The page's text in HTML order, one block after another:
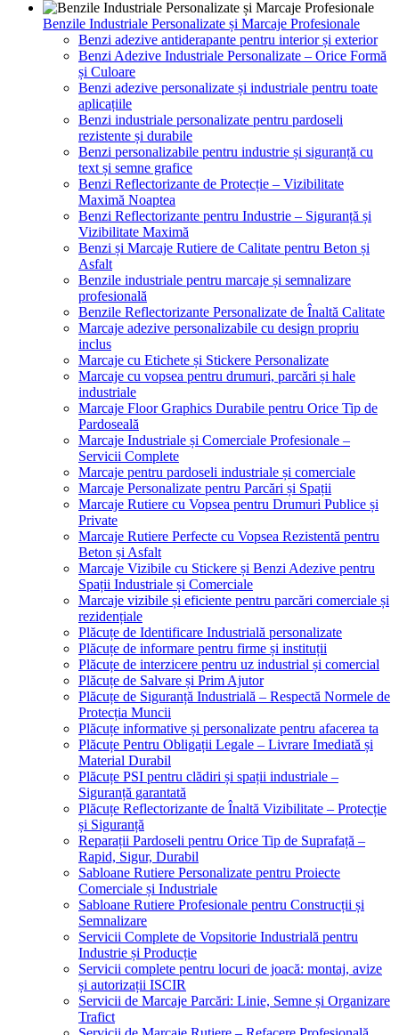
Benzile Industriale Personalizate și Marcaje Profesionale
Benzi adezive antiderapante pentru interior și exterior
Benzi Adezive Industriale Personalizate – Orice Formă
și Culoare
Benzi adezive personalizate și industriale pentru toate
aplicațiile
Benzi industriale personalizate pentru pardoseli
rezistente și durabile
Benzi personalizabile pentru industrie și siguranță cu
text și semne grafice
Benzi Reflectorizante de Protecție – Vizibilitate
Maximă Noaptea
Benzi Reflectorizante pentru Industrie – Siguranță și
Vizibilitate Maximă
Benzi și Marcaje Rutiere de Calitate pentru Beton și
Asfalt
Benzile industriale pentru marcaje și semnalizare
profesională
Benzile Reflectorizante Personalizate de Înaltă Calitate
Marcaje adezive personalizabile cu design propriu
inclus
Marcaje cu Etichete și Stickere Personalizate
Marcaje cu vopsea pentru drumuri, parcări și hale
industriale
Marcaje Floor Graphics Durabile pentru Orice Tip de
Pardoseală
Marcaje Industriale și Comerciale Profesionale –
Servicii Complete
Marcaje pentru pardoseli industriale și comerciale
Marcaje Personalizate pentru Parcări și Spații
Marcaje Rutiere cu Vopsea pentru Drumuri Publice și
Private
Marcaje Rutiere Perfecte cu Vopsea Rezistentă pentru
Beton și Asfalt
Marcaje Vizibile cu Stickere și Benzi Adezive pentru
Spații Industriale și Comerciale
Marcaje vizibile și eficiente pentru parcări comerciale și
rezidențiale
Plăcuțe de Identificare Industrială personalizate
Plăcuțe de informare pentru firme și instituții
Plăcuțe de interzicere pentru uz industrial și comercial
Plăcuțe de Salvare și Prim Ajutor
Plăcuțe de Siguranță Industrială – Respectă Normele de
Protecția Muncii
Plăcuțe informative și personalizate pentru afacerea ta
Plăcuțe Pentru Obligații Legale – Livrare Imediată și
Material Durabil
Plăcuțe PSI pentru clădiri și spații industriale –
Siguranță garantată
Plăcuțe Reflectorizante de Înaltă Vizibilitate – Protecție
și Siguranță
Reparații Pardoseli pentru Orice Tip de Suprafață –
Rapid, Sigur, Durabil
Sabloane Rutiere Personalizate pentru Proiecte
Comerciale și Industriale
Sabloane Rutiere Profesionale pentru Construcții și
Semnalizare
Servicii Complete de Vopsitorie Industrială pentru
Industrie și Producție
Servicii complete pentru locuri de joacă: montaj, avize
și autorizații ISCIR
Servicii de Marcaje Parcări: Linie, Semne și Organizare
Trafict